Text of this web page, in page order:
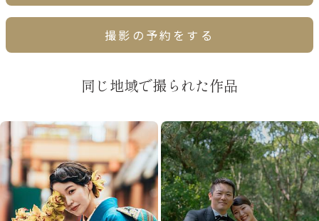
撮影の予約をする
同じ地域で撮られた作品